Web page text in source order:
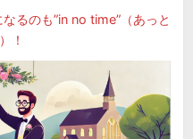
るのも”in no time”（あっと
！